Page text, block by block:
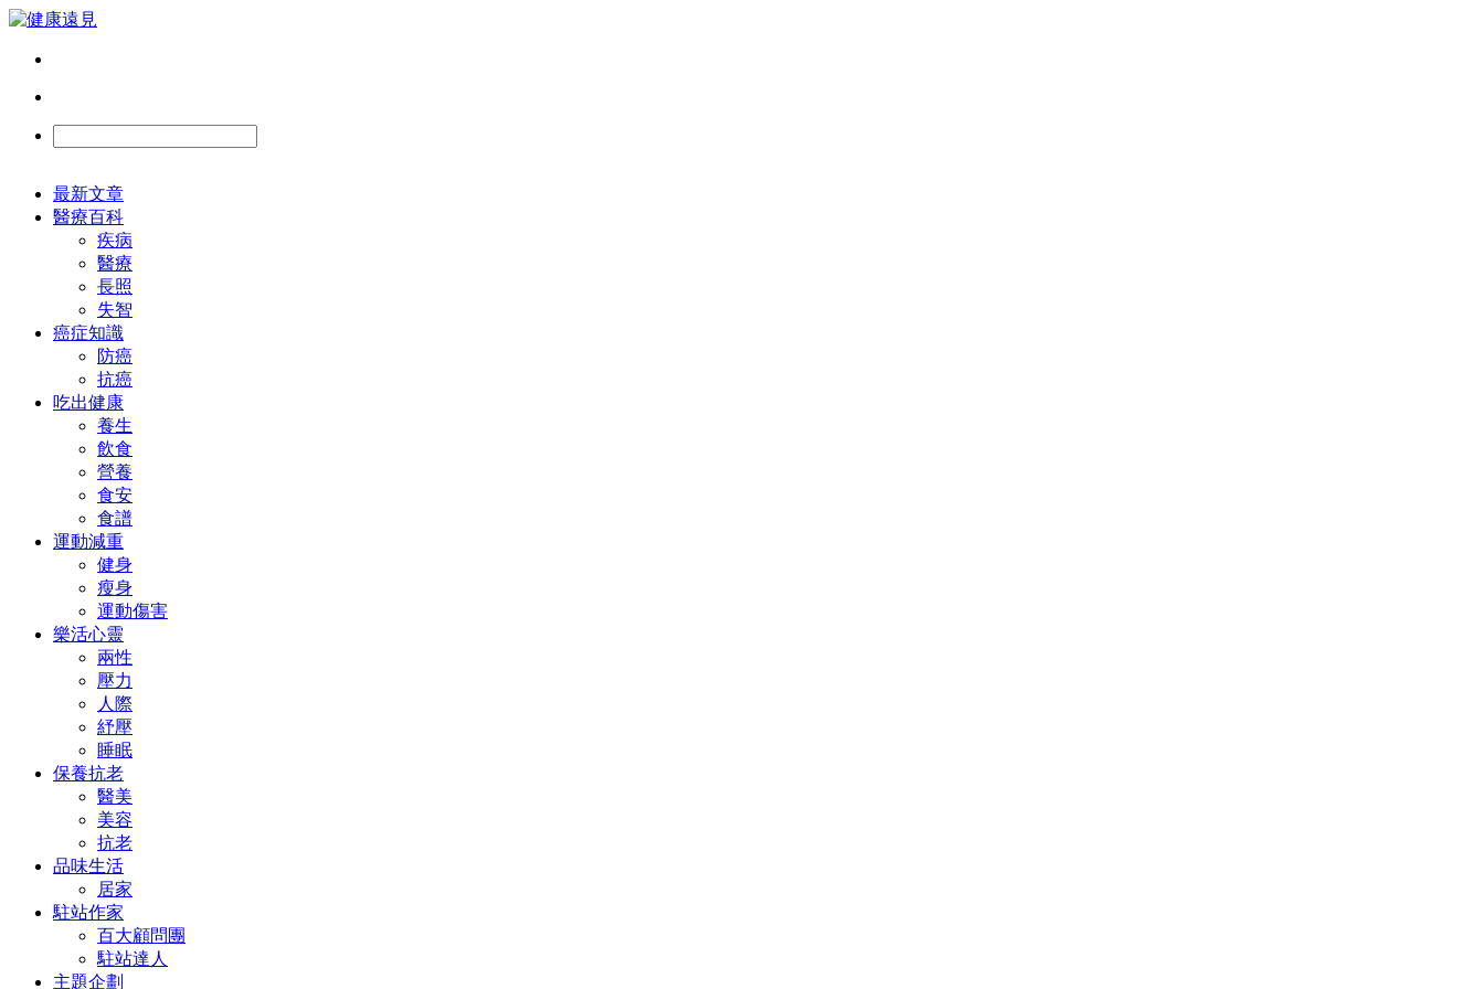
最新文章
醫療百科
疾病
醫療
長照
失智
癌症知識
防癌
抗癌
吃出健康
養生
飲食
營養
食安
食譜
運動減重
健身
瘦身
運動傷害
樂活心靈
兩性
壓力
人際
紓壓
睡眠
保養抗老
醫美
美容
抗老
品味生活
居家
駐站作家
百大顧問團
駐站達人
主題企劃